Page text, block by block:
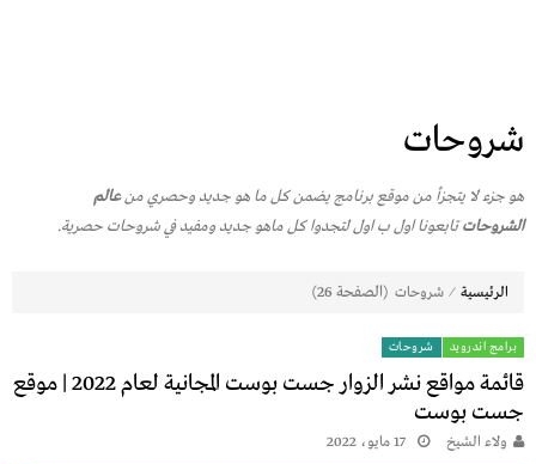
شروحات
هو جزء لا يتجزأ من موقع برنامج يضمن كل ما هو جديد وحصري منعالم
الشروحات تابعونا اول ب اول لتجدوا كل ماهو جديد ومفيد في شروحات حصرية.
الرئيسية ⁄ شروحات (الصفحة 26)
برامج اندرويد شروحات
قائمة مواقع نشر الزوار جست بوست المجانية لعام 2022 | موقع
جست بوست
ولاء الشيخ 17 مايو، 2022
Posts
pagination